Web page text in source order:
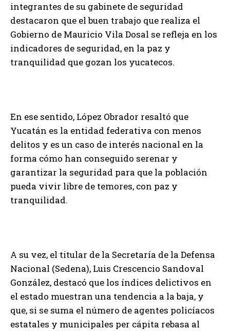
integrantes de su gabinete de seguridad
destacaron que el buen trabajo que realiza el
Gobierno de Mauricio Vila Dosal se refleja en los
indicadores de seguridad, en la paz y
tranquilidad que gozan los yucatecos.
En ese sentido, López Obrador resaltó que
Yucatán es la entidad federativa con menos
delitos y es un caso de interés nacional en la
forma cómo han conseguido serenar y
garantizar la seguridad para que la población
pueda vivir libre de temores, con paz y
tranquilidad.
A su vez, el titular de la Secretaría de la Defensa
Nacional (Sedena), Luis Crescencio Sandoval
González, destacó que los índices delictivos en
el estado muestran una tendencia a la baja, y
que, si se suma el número de agentes policíacos
estatales y municipales per cápita rebasa al